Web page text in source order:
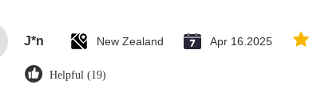
J*n New Zealand Apr 16.2025
Helpful (19)